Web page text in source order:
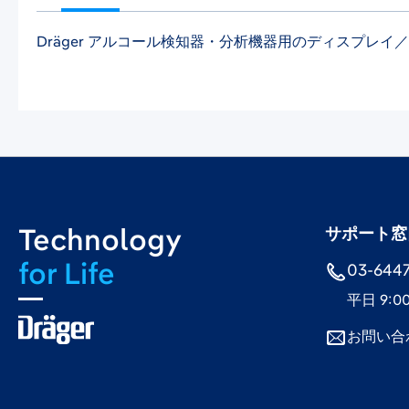
Dräger アルコール検知器・分析機器用のディスプレイ
Technology
for Life
サポート
03-
平日
お問い